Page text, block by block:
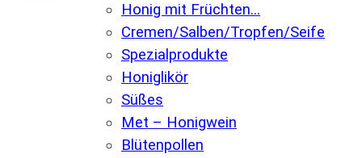
Honig mit Früchten…
Cremen/Salben/Tropfen/Seife
Spezialprodukte
Honiglikör
Süßes
Met – Honigwein
Blütenpollen